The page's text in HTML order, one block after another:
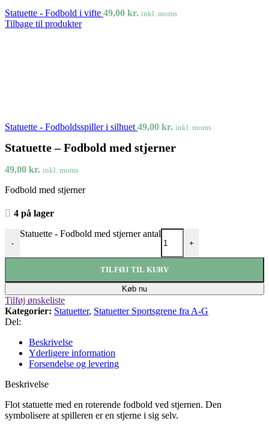
Statuette - Fodbold i vifte 49,00 kr. inkl. moms
Tilbage til produkter
Statuette - Fodboldsspiller i silhuet 49,00 kr. inkl. moms
Statuette – Fodbold med stjerner
49,00 kr. inkl. moms
Fodbold med stjerner
4 på lager
-
Statuette - Fodbold med stjerner antal
+
TILFØJ TIL KURV
Køb nu
Tilføj ønskeliste
Kategorier: Statuetter, Statuetter Sportsgrene fra A-G
Del:
Beskrivelse
Yderligere information
Forsendelse og levering
Beskrivelse
Flot statuette med en roterende fodbold ved stjernen. Den
symbolisere at spilleren er en stjerne i sig selv.